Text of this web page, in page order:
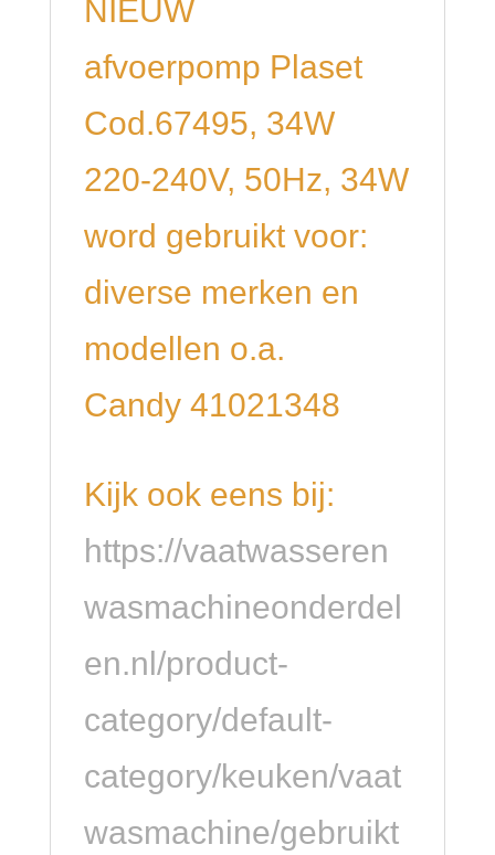
NIEUW
afvoerpomp Plaset
Cod.67495, 34W
220-240V, 50Hz, 34W
word gebruikt voor:
diverse merken en
modellen o.a.
Candy 41021348
Kijk ook eens bij:
https://vaatwasseren
wasmachineonderdel
en.nl/product-
category/default-
category/keuken/vaat
wasmachine/gebruikt